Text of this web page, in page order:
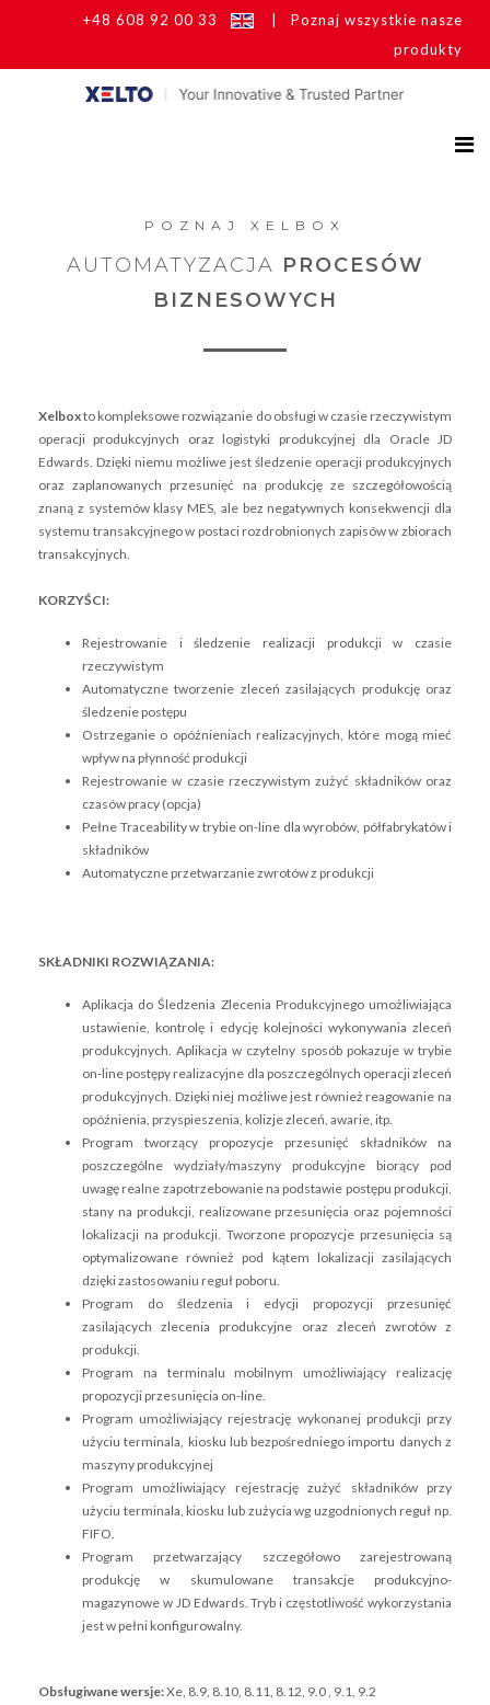
+48 608 92 00 33
Poznaj wszystkie nasze
produkty
POZNAJ XELBOX
AUTOMATYZACJA PROCESÓW
BIZNESOWYCH
Xelboxto kompleksowe rozwiązanie do obsługi w czasie rzeczywistym
operacji produkcyjnych oraz logistyki produkcyjnej dla Oracle JD
Edwards. Dzięki niemu możliwe jest śledzenie operacji produkcyjnych
oraz zaplanowanych przesunięć na produkcję ze szczegółowością
znaną z systemów klasy MES, ale bez negatywnych konsekwencji dla
systemu transakcyjnego w postaci rozdrobnionych zapisów w zbiorach
transakcyjnych.
KORZYŚCI:
Rejestrowanie i śledzenie realizacji produkcji w czasie
rzeczywistym
Automatyczne tworzenie zleceń zasilających produkcję oraz
śledzenie postępu
Ostrzeganie o opóźnieniach realizacyjnych, które mogą mieć
wpływ na płynność produkcji
Rejestrowanie w czasie rzeczywistym zużyć składników oraz
czasów pracy (opcja)
Pełne Traceability w trybie on-line dla wyrobów, półfabrykatów i
składników
Automatyczne przetwarzanie zwrotów z produkcji
SKŁADNIKI ROZWIĄZANIA:
Aplikacja do Śledzenia Zlecenia Produkcyjnego umożliwiająca
ustawienie, kontrolę i edycję kolejności wykonywania zleceń
produkcyjnych. Aplikacja w czytelny sposób pokazuje w trybie
on-line postępy realizacyjne dla poszczególnych operacji zleceń
produkcyjnych. Dzięki niej możliwe jest również reagowanie na
opóźnienia, przyspieszenia, kolizje zleceń, awarie, itp.
Program tworzący propozycje przesunięć składników na
poszczególne wydziały/maszyny produkcyjne biorący pod
uwagę realne zapotrzebowanie na podstawie postępu produkcji,
stany na produkcji, realizowane przesunięcia oraz pojemności
lokalizacji na produkcji. Tworzone propozycje przesunięcia są
optymalizowane również pod kątem lokalizacji zasilających
dzięki zastosowaniu reguł poboru.
Program do śledzenia i edycji propozycji przesunięć
zasilających zlecenia produkcyjne oraz zleceń zwrotów z
produkcji.
Program na terminalu mobilnym umożliwiający realizację
propozycji przesunięcia on-line.
Program umożliwiający rejestrację wykonanej produkcji przy
użyciu terminala, kiosku lub bezpośredniego importu danych z
maszyny produkcyjnej
Program umożliwiający rejestrację zużyć składników przy
użyciu terminala, kiosku lub zużycia wg uzgodnionych reguł np.
FIFO.
Program przetwarzający szczegółowo zarejestrowaną
produkcję w skumulowane transakcje produkcyjno-
magazynowe w JD Edwards. Tryb i częstotliwość wykorzystania
jest w pełni konfigurowalny.
Obsługiwane wersje:Xe, 8.9, 8.10, 8.11, 8.12, 9.0 , 9.1, 9.2